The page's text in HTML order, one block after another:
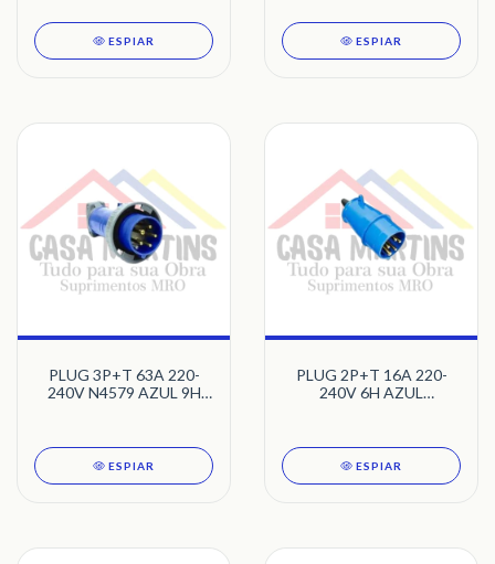
ESPIAR ESPIAR
PLUG 3P+T 63A 220-
240V N4579 AZUL 9H
ESPIAR
PLUG 2P+T 16A 220-
240V 6H AZUL
ESPIAR